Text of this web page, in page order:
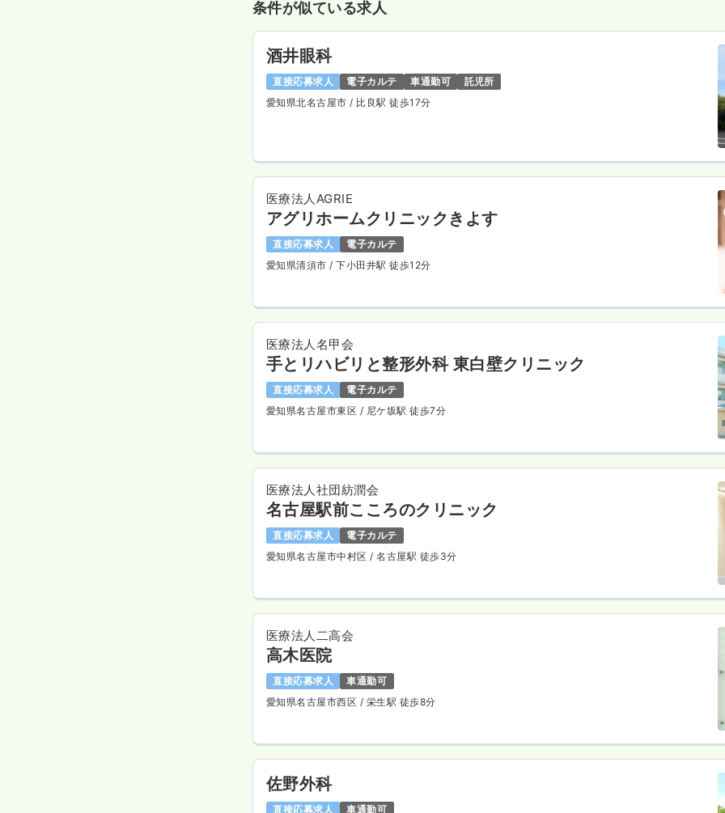
条件が似ている求人
酒井眼科
直接応募求人 電子カルテ 車通勤可
託児所
愛知県北名古屋市/ 比良駅 徒歩17分
医療法人AGRIE
アグリホームクリニックきよす
直接応募求人
電子カルテ
愛知県清須市/ 下小田井駅 徒歩12分
医療法人名甲会
手とリハビリと整形外科 東白壁クリニック
直接応募求人
電子カルテ
愛知県名古屋市東区 / 尼ケ坂駅 徒歩7分
医療法人社団紡潤会
名古屋駅前こころのクリニック
直接応募求人
電子カルテ
愛知県名古屋市中村区/ 名古屋駅 徒歩3分
医療法人二高会
高木医院
直接応募求人
車通勤可
愛知県名古屋市西区 / 栄生駅 徒歩8分
佐野外科
直接応募求人 車通勤可